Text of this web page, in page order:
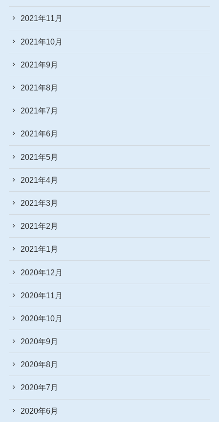
2021年11月
2021年10月
2021年9月
2021年8月
2021年7月
2021年6月
2021年5月
2021年4月
2021年3月
2021年2月
2021年1月
2020年12月
2020年11月
2020年10月
2020年9月
2020年8月
2020年7月
2020年6月